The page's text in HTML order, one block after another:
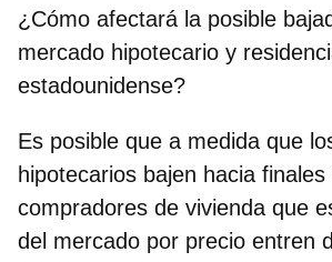
¿Cómo afectará la posible
mercado hipotecario y
estadounidense?
Es posible que a medida que
hipotecarios bajen hacia
compradores de vivienda que
del mercado por precio entren